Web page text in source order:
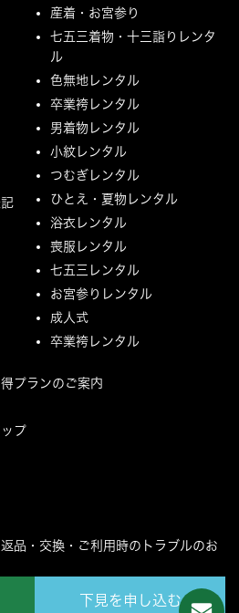
下見を申し込む
産着・お宮参り
七五三着物・十三詣りレンタ
ル
色無地レンタル
卒業袴レンタル
男着物レンタル
小紋レンタル
つむぎレンタル
ひとえ・夏物レンタル
浴衣レンタル
喪服レンタル
七五三レンタル
お宮参りレンタル
成人式
卒業袴レンタル
プランのご案内
プ
品・交換・ご利用時のトラブルのお